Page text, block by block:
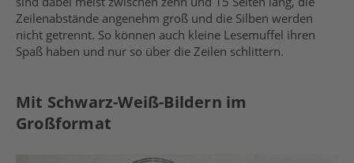
Zeilenabstände angenehm groß und die Silben werden
nicht getrennt. So können auch kleine Lesemuffel ihren
Spaß haben und nur so über die Zeilen schlittern.
Mit Schwarz-Weiß-Bildern im
Großformat